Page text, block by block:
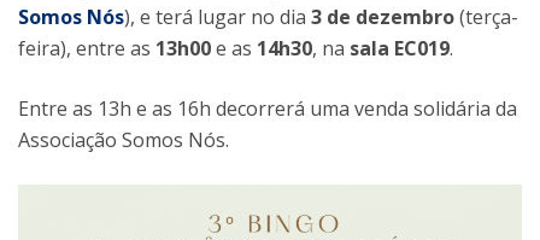
Somos Nós), e terá lugar no dia 3 de dezembro(terça-
feira), entre as 13h00e as 14h30, na sala EC019.
Entre as 13h e as 16h decorrerá uma venda solidária da
Associação Somos Nós.